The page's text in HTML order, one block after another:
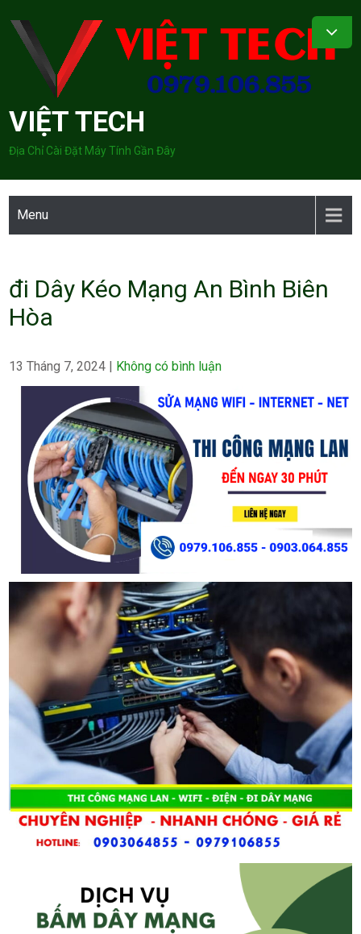
content
VIỆT TECH
Địa Chỉ Cài Đặt Máy Tính Gần Đây
Menu
đi Dây Kéo Mạng An Bình Biên
Hòa
13 Tháng 7, 2024 | Không có bình luận